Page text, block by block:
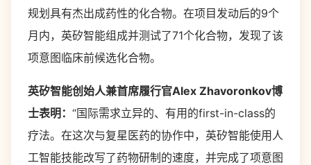
规划具有杰出成药性的化合物。在项目发动后的9个
月内，英矽智能组成并测试了71个化合物，发现了该
项意图临床前候选化合物。
英矽智能创始人兼首席履行官Alex Zhavoronkov博
士表明： “国际需求立异的、有用的first-in-class的
疗法。在这次与复星医药的协作中，英矽智能使用人
工智能技能改写了药物研制的速度，并完成了项意图